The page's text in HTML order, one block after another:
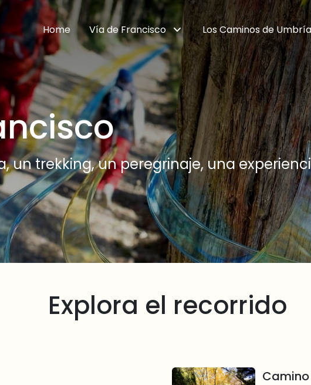
Home
Vía de Francisco Los Caminos de Umbría
un trekking, un peregrinaje, una
Explora el recorrido
Camino